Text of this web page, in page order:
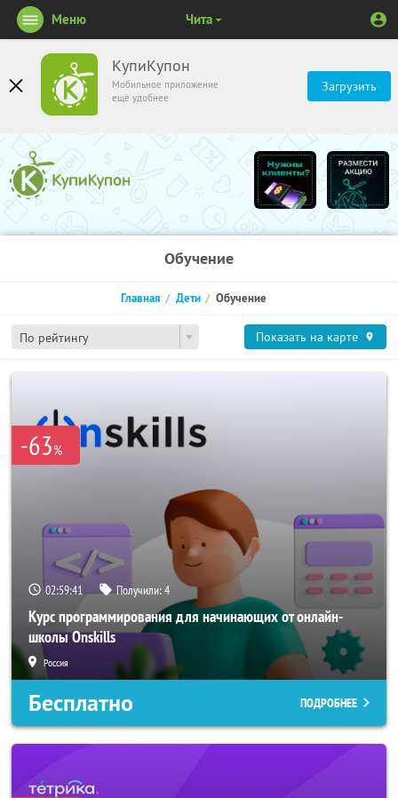
КупиКупон
Мобильное приложение
ещё удобнее
Загрузить
Меню Чита
Обучение
По рейтингу
Главная Дети Обучение
Показать на карте
-63%
02:59:40 Получили:4
Курс программирования для начинающих от онлайн-
школы Onskills
Россия
Бесплатно ПОДРОБНЕЕ